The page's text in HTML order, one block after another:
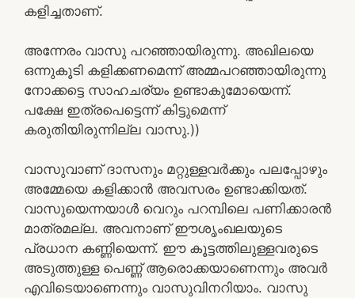
കളിച്ചതാണ്.
അന്നേരം വാസു പറഞ്ഞായിരുന്നു. അഖിലയെ
ഒന്നുകൂടി കളിക്കണമെന്ന് അമ്മപറഞ്ഞായിരുന്നു
നോക്കട്ടെ സാഹചര്യം ഉണ്ടാകുമോയെന്ന്.
പക്ഷേ ഇത്രപെട്ടെന്ന് കിട്ടുമെന്ന്
കരുതിയിരുന്നില്ല വാസു.))
വാസുവാണ് ദാസനും മറ്റുള്ളവര്‍ക്കും പലപ്പോഴും
അമ്മേയെ കളിക്കാന്‍ അവസരം ഉണ്ടാക്കിയത്.
വാസുയെന്നയാള്‍ വെറും പറമ്പിലെ പണിക്കാരന്‍
മാത്രമല്ല. അവനാണ് ഈശൃംഖലയുടെ
പ്രധാന കണ്ണിയെന്ന്. ഈ കൂട്ടത്തിലുള്ളവരുടെ
അടുത്തുള്ള പെണ്ണ് ആരൊക്കയാണെന്നും അവര്‍
എവിടെയാണെന്നും വാസുവിനറിയാം. വാസു